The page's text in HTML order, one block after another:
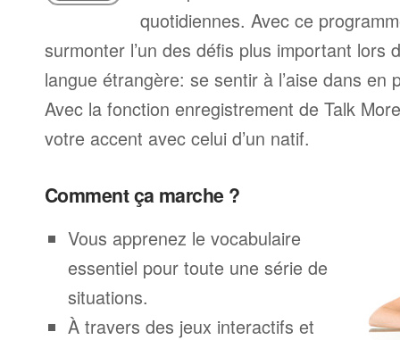
quotidiennes. Avec ce
surmonter l’un des défis plus important lors
langue étrangère: se sentir à l’aise dans en
Avec la fonction enregistrement de Talk
votre accent avec celui d’un natif.
Comment ça marche ?
Vous apprenez le vocabulaire
essentiel pour toute une série de
situations.
À travers des jeux interactifs et